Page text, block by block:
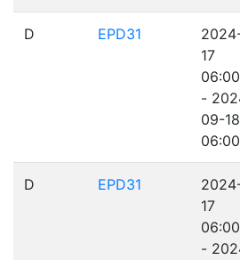
D EPD31
17
-
09-18
D EPD31
17
-